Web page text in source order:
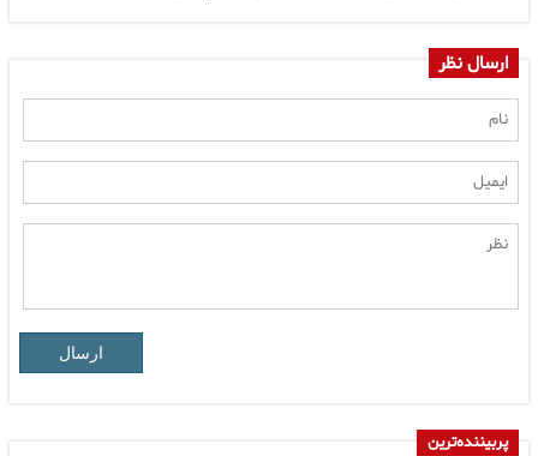
ارسال نظر
ارسال
پربیننده‌ترین